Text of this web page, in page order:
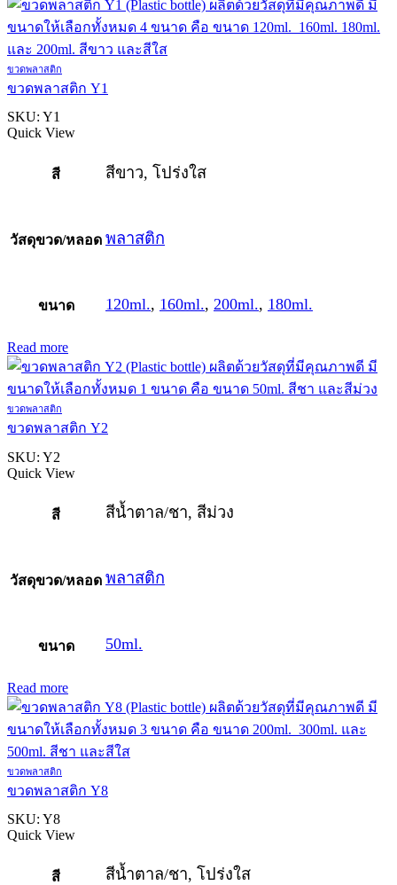
ขวดพลาสติก
ขวดพลาสติก Y1
SKU: Y1
Quick View
สี สีขาว, โปร่งใส
วัสดุขวด/หลอด พลาสติก
ขนาด 120ml., 160ml., 200ml., 180ml.
Read more
ขวดพลาสติก
ขวดพลาสติก Y2
SKU: Y2
Quick View
สี สีน้ำตาล/ชา, สีม่วง
วัสดุขวด/หลอด พลาสติก
ขนาด 50ml.
Read more
ขวดพลาสติก
ขวดพลาสติก Y8
SKU: Y8
Quick View
สี สีน้ำตาล/ชา, โปร่งใส